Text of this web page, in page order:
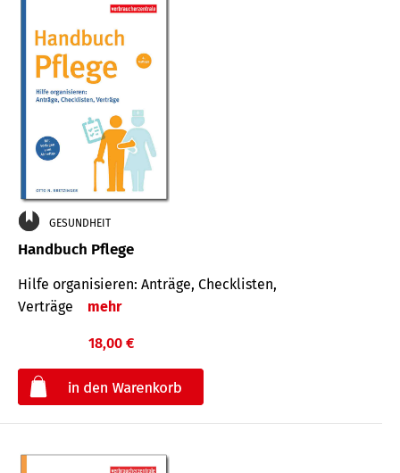
GESUNDHEIT
Handbuch Pflege
Hilfe organisieren: Anträge, Checklisten,
Verträge
mehr
18,00 €